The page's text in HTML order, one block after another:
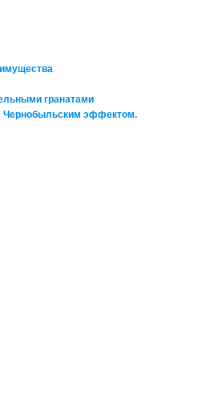
гранатами
Чернобыльским эффектом.